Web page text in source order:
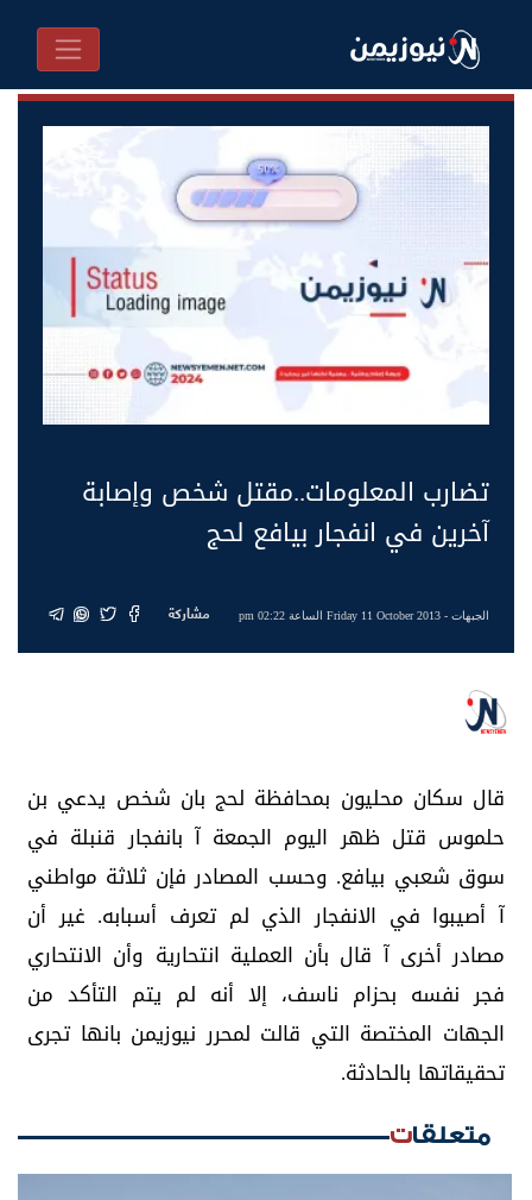
تضارب المعلومات..مقتل شخص وإصابة
آخرين في انفجار بيافع لحج
الجبهات- Friday 11 October 2013 الساعة 02:22 pm مشاركة
قال سكان محليون بمحافظة لحج بان شخص يدعي بن
حلموس قتل ظهر اليوم الجمعة آ بانفجار قنبلة في
سوق شعبي بيافع. وحسب المصادر فإن ثلاثة مواطني
آ أصيبوا في الانفجار الذي لم تعرف أسبابه. غير أن
مصادر أخرى آ قال بأن العملية انتحارية وأن الانتحاري
فجر نفسه بحزام ناسف، إلا أنه لم يتم التأكد من
الجهات المختصة التي قالت لمحرر نيوزيمن بانها تجرى
تحقيقاتها بالحادثة.
متعلقات